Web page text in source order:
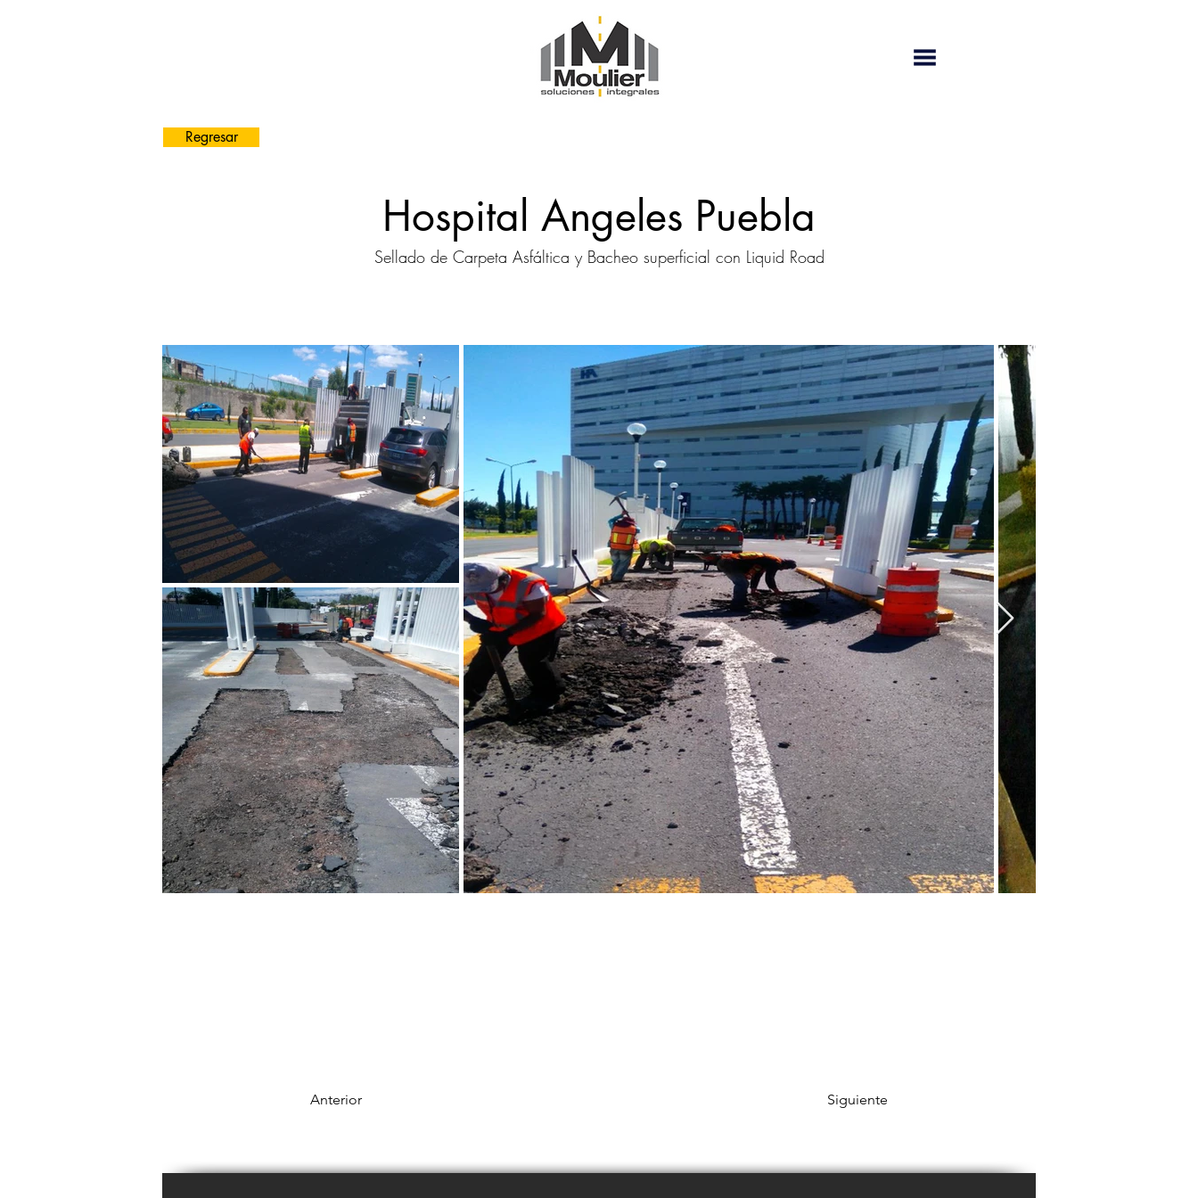
Regresar
Hospital Angeles Puebla
Sellado de Carpeta Asfáltica y Bacheo superficial con Liquid Road
Anterior Siguiente